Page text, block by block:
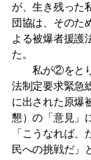
が、生き残った
団協は、その
よる被爆者援護
た。
私が②をとり
法制定要求緊急
に出された原爆
懇）の「意見」
「こうなれば
民への挑戦だ」